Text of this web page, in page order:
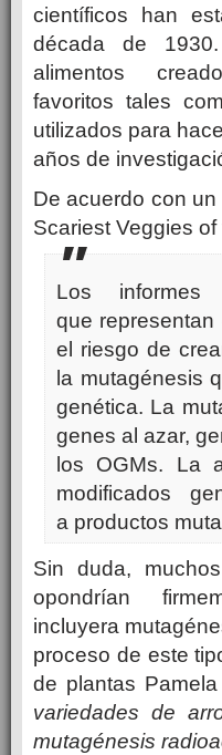
científicos han
década de
alimentos
favoritos tales
utilizados para
años de
De acuerdo con un
Scariest Veggies of
Los
que
el riesgo de
la mutagénesis
genética. La
genes al azar,
los OGMs. La
modificados
a productos
Sin duda,
opondrían
incluyera
proceso de este
de plantas Pamela
variedades de
mutagénesis